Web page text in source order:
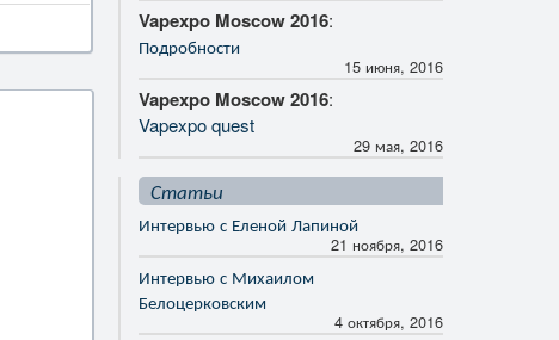
Vapexpo Moscow 2016:
Подробности
15 июня, 2016
Vapexpo Moscow 2016:
Vapexpo quest
29 мая, 2016
Статьи
Интервью с Еленой Лапиной
21 ноября, 2016
Интервью с Михаилом
Белоцерковским
4 октября, 2016